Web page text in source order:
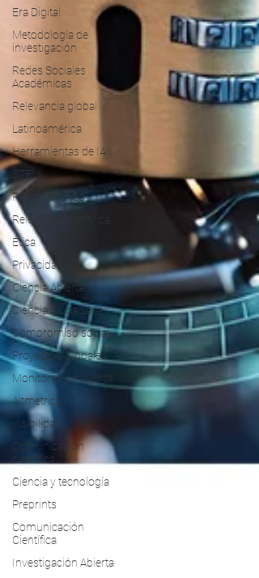
Era Digital
Metodología de
investigación
Redes Sociales
Académicas
Relevancia global
Latinoamérica
Herramientas de IA
STEM
Rigor científico
Relevancia científica
Ética
Privacidad
Ciencia Abierta
Ciencia Ciudadana
Compromiso social
Proyectos Globales
Monitoreo Ambiental
Altmetrics
Visibilidad
Comunicación
científica
Ciencia y tecnología
Preprints
Comunicación
Científica
Investigación Abierta